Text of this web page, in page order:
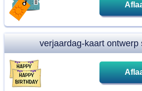
verjaardag-kaart ontwerp